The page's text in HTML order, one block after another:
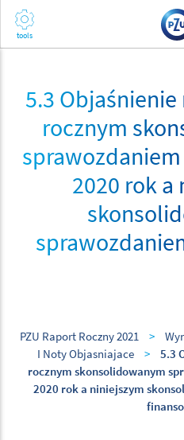
5.3
rocznym
2020 rok a
PZU Raport Roczny 2021 >
I Noty Objasniajace
>
5.3
rocznym skonsolidowanym
2020 rok a niniejszym